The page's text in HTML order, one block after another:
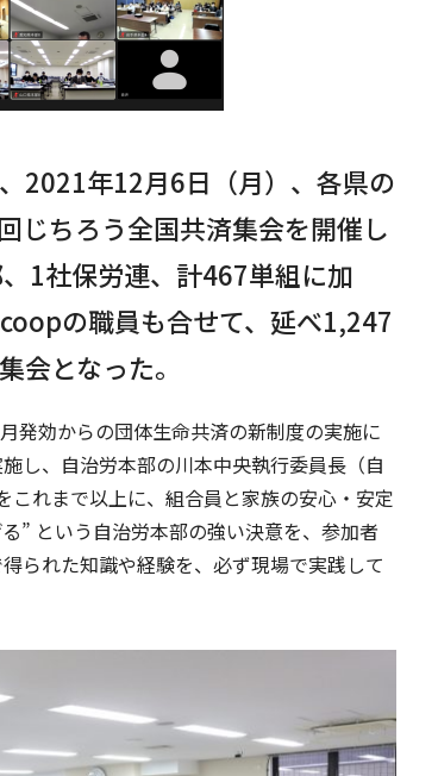
2021年12月6日（月）、各県の
じちろう全国共済集会を開催し
1社保労連、計467単組に加
の職員も合せて、延べ1,247
会となった。
発効からの団体生命共済の新制度の実施に
し、自治労本部の川本中央執行委員長（自
れまで以上に、組合員と家族の安心・安定
” という自治労本部の強い決意を、参加者
られた知識や経験を、必ず現場で実践して